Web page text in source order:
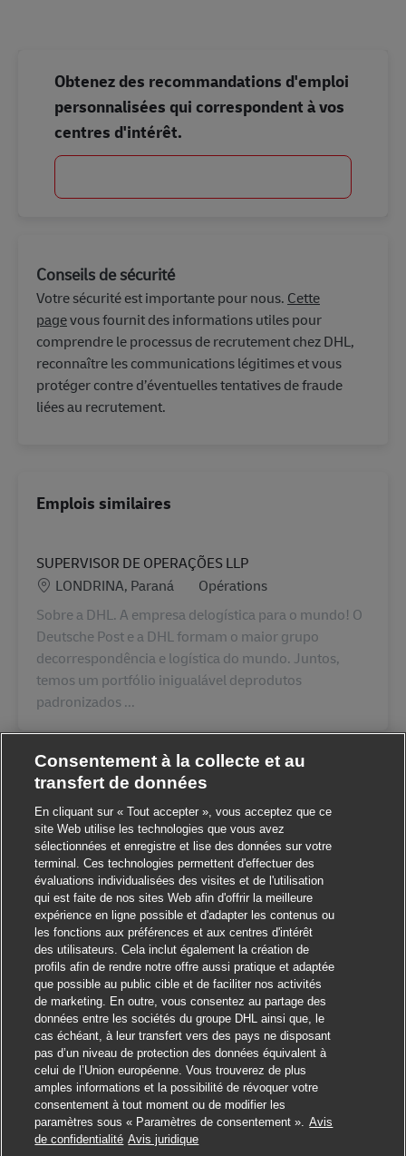
Postuler pour cet emploi
Obtenez des recommandations d'emploi
personnalisées qui correspondent à vos
centres d'intérêt.
Conseils de sécurité
Votre sécurité est importante pour nous. Cette
pagevous fournit des informations utiles pour
comprendre le processus de recrutement chez DHL,
reconnaître les communications légitimes et vous
protéger contre d’éventuelles tentatives de fraude
liées au recrutement.
Emplois similaires
SUPERVISOR DE OPERAÇÕES LLP
LieuLONDRINA, Paraná Catégorie
Opérations
Sobre a DHL. A empresa delogística para o mundo! O
Deutsche Post e a DHL formam o maior grupo
decorrespondência e logística do mundo. Juntos,
temos um portfólio inigualável deprodutos
padronizados ...
Consentement à la collecte et au
transfert de données
En cliquant sur « Tout accepter », vous acceptez que ce
site Web utilise les technologies que vous avez
sélectionnées et enregistre et lise des données sur votre
terminal. Ces technologies permettent d'effectuer des
évaluations individualisées des visites et de l'utilisation
qui est faite de nos sites Web afin d'offrir la meilleure
expérience en ligne possible et d'adapter les contenus ou
les fonctions aux préférences et aux centres d'intérêt
des utilisateurs. Cela inclut également la création de
profils afin de rendre notre offre aussi pratique et adaptée
que possible au public cible et de faciliter nos activités
de marketing. En outre, vous consentez au partage des
données entre les sociétés du groupe DHL ainsi que, le
cas échéant, à leur transfert vers des pays ne disposant
pas d’un niveau de protection des données équivalent à
celui de l’Union européenne. Vous trouverez de plus
amples informations et la possibilité de révoquer votre
consentement à tout moment ou de modifier les
paramètres sous « Paramètres de consentement ». Avis
de confidentialité Avis juridique
Salut ! Ce poste vous intéresse ? Fermer la
Je suis intéressé
Trouver des emplois similaires